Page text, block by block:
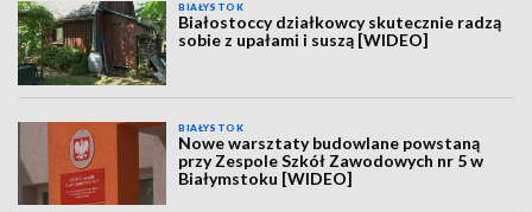
BIAŁYSTOK
Białostoccy działkowcy skutecznie radzą
sobie z upałami i suszą [WIDEO]
BIAŁYSTOK
Nowe warsztaty budowlane powstaną
przy Zespole Szkół Zawodowych nr 5 w
Białymstoku [WIDEO]